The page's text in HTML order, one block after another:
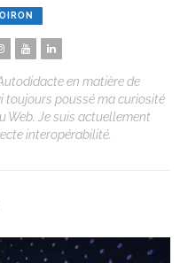
en matière de
toujours poussé ma curiosité
Web. Je suis actuellement
interopérabilité.